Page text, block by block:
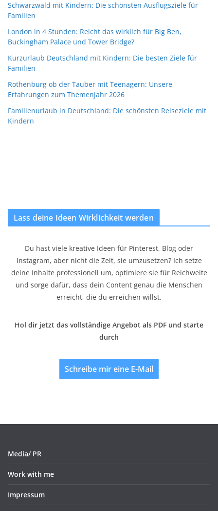
Schwarzwald mit Kindern: Die schönsten Ausflugsziele für
Familien
London in 4 Stunden: Reicht das wirklich für Big Ben,
Buckingham Palace und Tower Bridge?
Kurzurlaub Deutschland mit Kindern: Die besten Ziele für
Familien
Rothenburg ob der Tauber mit Teenagern: Unsere
Erfahrungen zum Themenjahr 2026
Familienurlaub in Deutschland: Die schönsten Reiseziele mit
Kindern
Lass deine Ideen Wirklichkeit werden
Du hast viele kreative Ideen für Pinterest, Blog oder
Instagram, aber nicht die Zeit, sie umzusetzen? Ich setze
deine Inhalte professionell um, optimiere sie für Reichweite
und sorge dafür, dass dein Content genau die Menschen
erreicht, die du erreichen willst.
Hol dir jetzt das vollständige Angebot als PDF und starte
durch
Schreibe mir eine E-Mail
Media/ PR
Work with me
Impressum